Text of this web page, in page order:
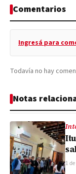
Comentarios
Ingresá para
Todavía no hay
Notas
1